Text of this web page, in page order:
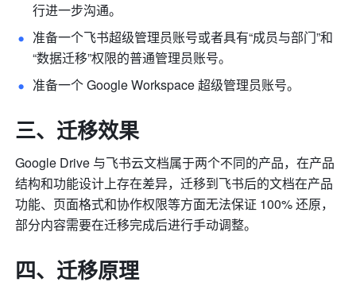
行进一步沟通。
准备一个飞书超级管理员账号或者具有“成员与部门”和
“数据迁移”权限的普通管理员账号。
准备一个 Google Workspace 超级管理员账号。
三、迁移效果
Google Drive 与飞书云文档属于两个不同的产品，在产品
结构和功能设计上存在差异，迁移到飞书后的文档在产品
功能、页面格式和协作权限等方面无法保证 100% 还原，
部分内容需要在迁移完成后进行手动调整。
四、迁移原理